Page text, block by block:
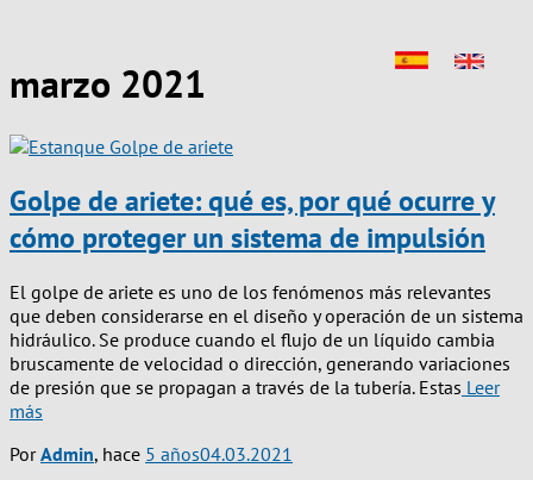
marzo 2021
Golpe de ariete: qué es, por qué ocurre y
cómo proteger un sistema de impulsión
El golpe de ariete es uno de los fenómenos más relevantes
que deben considerarse en el diseño y operación de un sistema
hidráulico. Se produce cuando el flujo de un líquido cambia
bruscamente de velocidad o dirección, generando variaciones
de presión que se propagan a través de la tubería. Estas Leer
más
PorAdmin, hace 5 años04.03.2021